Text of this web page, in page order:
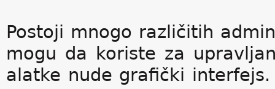
Postoji mnogo različitih
mogu da koriste za
alatke nude grafički